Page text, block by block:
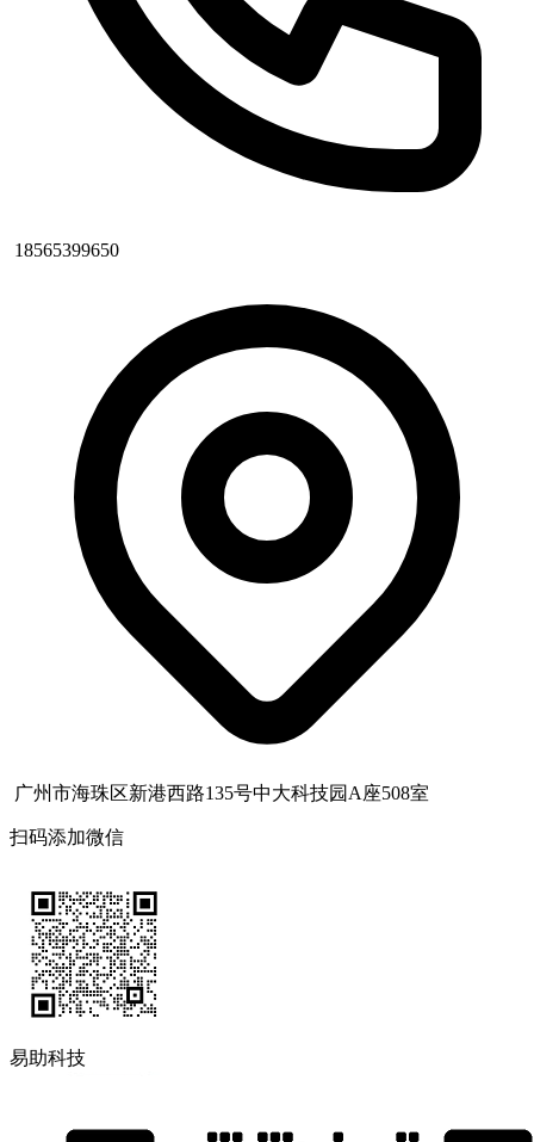
18565399650
广州市海珠区新港西路135号中大科技园A座508室
扫码添加微信
易助科技